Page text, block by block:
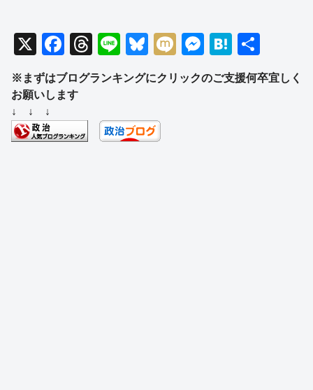
X
F
a
c
b
T
hr
e
d
Li
n
e
Bl
e
y
M
ixi
M
ss
H
at
e
有
※まずはブログランキングにクリックのご支援何卒宜しく
お願いします
↓ ↓ ↓